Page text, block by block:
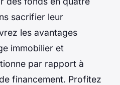
sacrifier leur
les avantages
immobilier et
par rapport à
financement. Profitez